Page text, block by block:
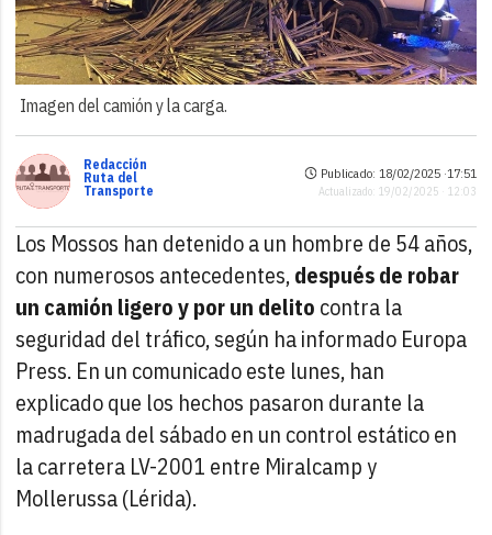
Imagen del camión y la carga.
Redacción
Ruta del
Transporte
Publicado: 18/02/2025 ·17:51
Actualizado: 19/02/2025 · 12:03
Los Mossos han detenido a un hombre de 54 años,
con numerosos antecedentes,después de robar
un camión ligero y por un delito contra la
seguridad del tráfico, según ha informado Europa
Press. En un comunicado este lunes, han
explicado que los hechos pasaron durante la
madrugada del sábado en un control estático en
la carretera LV-2001 entre Miralcamp y
Mollerussa (Lérida).